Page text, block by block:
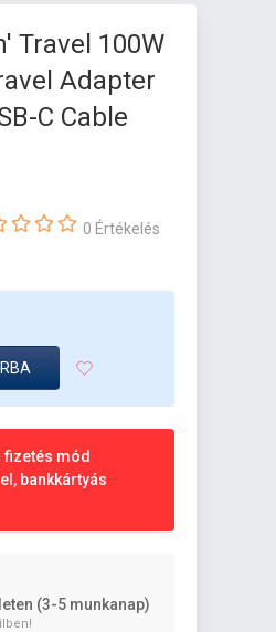
Travel 100W
Adapter
C Cable
0 Értékelés
fizetés mód
bankkártyás
(3-5 munkanap)